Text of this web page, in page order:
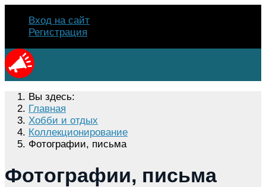
Вход на сайт
Регистрация
Вы здесь:
Главная
Хобби и отдых
Коллекционирование
Фотографии, письма
Фотографии, письма